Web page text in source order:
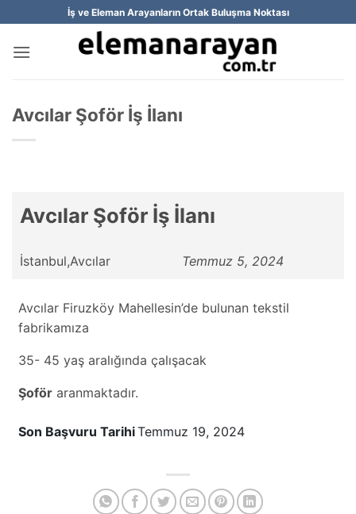
atla
İş ve Eleman Arayanların Ortak Buluşma Noktası
Avcılar Şoför İş İlanı
Avcılar Şoför İş İlanı
İstanbul,Avcılar Temmuz 5, 2024
Avcılar Firuzköy Mahellesin’de bulunan tekstil
fabrikamıza
35- 45 yaş aralığında çalışacak
Şoför aranmaktadır.
Son Başvuru TarihiTemmuz 19, 2024